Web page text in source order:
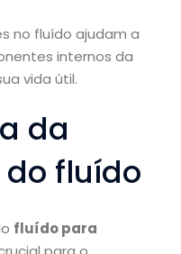
no fluído ajudam a
internos da
vida útil.
da
fluído
fluído para